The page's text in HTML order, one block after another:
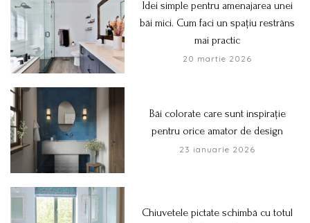
Idei simple pentru amenajarea unei
băi mici. Cum faci un spațiu restrâns
mai practic
20 martie 2026
Băi colorate care sunt inspirație
pentru orice amator de design
23 ianuarie 2026
Chiuvetele pictate schimbă cu totul